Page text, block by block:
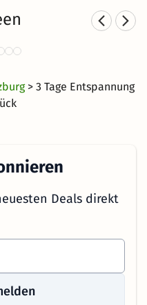
Bergen
> 3 Tage Entspannung
Deals direkt